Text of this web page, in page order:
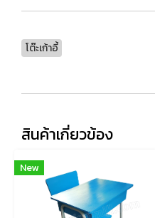
โต๊ะเก้าอี้
สินค้าเกี่ยวข้อง
New